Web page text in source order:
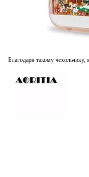
Благодаря такому чехольчику,